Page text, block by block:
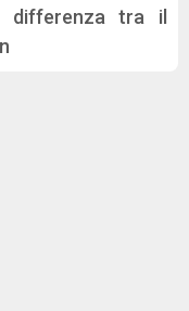
differenza tra il